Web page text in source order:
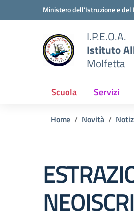
Vai ai contenuti
Vai al menu di navigazioneMinistero dell'Istruzione e del
I.P.E.O.A.
Istituto
Molfetta
Scuola Servizi
Home Novità